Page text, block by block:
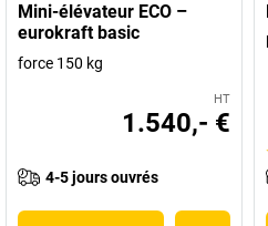
Mini-élévateur ECO –
eurokraft basic
force 150 kg
HT
1.540,- €
4-5 jours ouvrés